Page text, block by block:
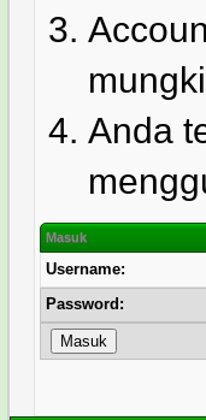
Anda
Masuk
Username:
Password: